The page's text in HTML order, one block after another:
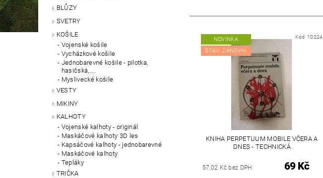
BLŮZY
SVETRY
KOŠILE
Vojenské košile
Vycházkové košile
Jednobarevné košile - pilotka,
hasičská,....
Myslivecké košile
VESTY
MIKINY
KALHOTY
Vojenské kalhoty - originál
Maskáčové kalhoty 3D les
Kapsáčové kalhoty - jednobarevné
Maskáčové kalhoty
Tepláky
TRIČKA
NOVINKA
STAV: ZÁNOVNÍ
Kód: 10224
KNIHA PERPETUUM MOBILE VČERA A
DNES - TECHNICKÁ
57,02 Kč bez DPH 69 Kč